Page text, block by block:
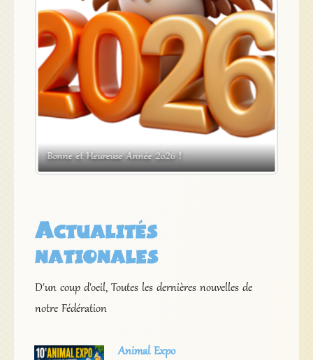
Bonne et Heureuse Année 2026 !
Actualités
nationales
D'un coup d'oeil, Toutes les dernières nouvelles de
notre Fédération
Animal Expo